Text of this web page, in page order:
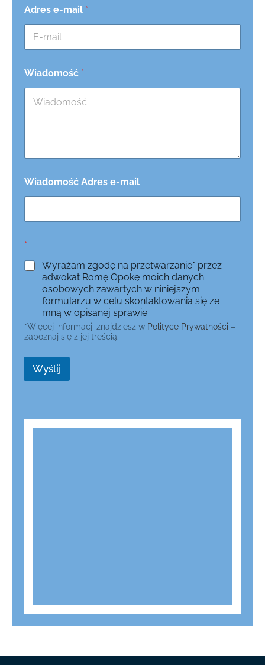
Adres e-mail *
Wiadomość *
Wiadomość Adres e-mail
*
Wyrażam zgodę na przetwarzanie* przez
adwokat Romę Opokę moich danych
osobowych zawartych w niniejszym
formularzu w celu skontaktowania się ze
mną w opisanej sprawie.
*Więcej informacji znajdziesz w Polityce Prywatności –
zapoznaj się z jej treścią.
Wyślij